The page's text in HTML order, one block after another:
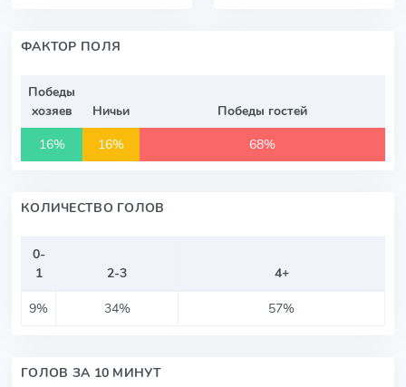
ФАКТОР ПОЛЯ
Победы
хозяев
Ничьи
Победы гостей
16%
16% 68%
КОЛИЧЕСТВО ГОЛОВ
0-
1
2-3
4+
9%
34% 57%
ГОЛОВ ЗА 10 МИНУТ